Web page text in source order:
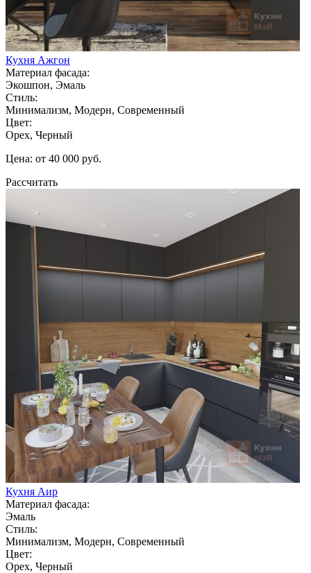
Кухня Ажгон
Материал фасада:
Экошпон, Эмаль
Стиль:
Минимализм, Модерн, Современный
Цвет:
Орех, Черный
Цена: от 40 000 руб.
Рассчитать
Кухня Аир
Материал фасада:
Эмаль
Стиль:
Минимализм, Модерн, Современный
Цвет:
Орех, Черный